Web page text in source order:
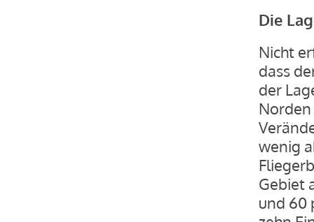
Die
Nicht
dass
der
wenig
Gebiet
und 60